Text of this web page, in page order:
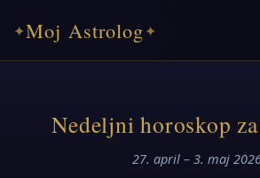
✦Moj Astrolog✦
Nedeljni horoskop
27. april – 3. maj